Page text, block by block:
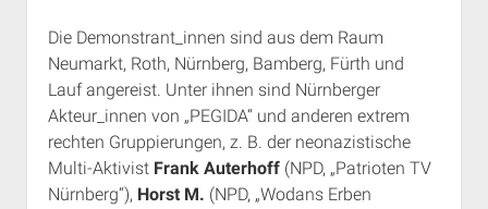
Die Demonstrant_innen sind aus dem Raum
Neumarkt, Roth, Nürnberg, Bamberg, Fürth und
Lauf angereist. Unter ihnen sind Nürnberger
Akteur_innen von „PEGIDA“ und anderen extrem
rechten Gruppierungen, z. B. der neonazistische
Multi-Aktivist Frank Auterhoff(NPD, „Patrioten TV
Nürnberg“), Horst M. (NPD, „Wodans Erben